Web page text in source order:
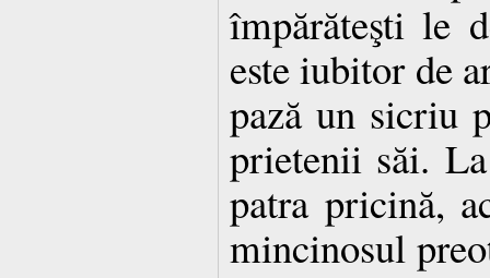
împărăteşti le
este iubitor de
pază un sicriu
prietenii săi. La
patra pricină,
mincinosul